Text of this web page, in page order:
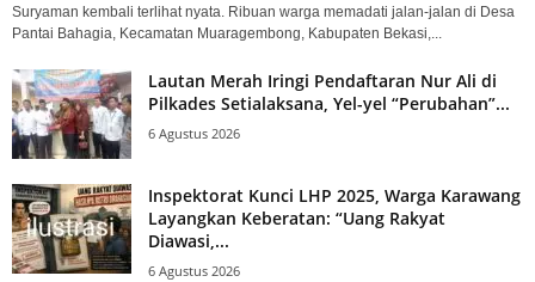
Suryaman kembali terlihat nyata. Ribuan warga memadati jalan-jalan di Desa
Pantai Bahagia, Kecamatan Muaragembong, Kabupaten Bekasi,...
Lautan Merah Iringi Pendaftaran Nur Ali di
Pilkades Setialaksana, Yel-yel “Perubahan”...
6 Agustus 2026
Inspektorat Kunci LHP 2025, Warga Karawang
Layangkan Keberatan: “Uang Rakyat
Diawasi,...
6 Agustus 2026